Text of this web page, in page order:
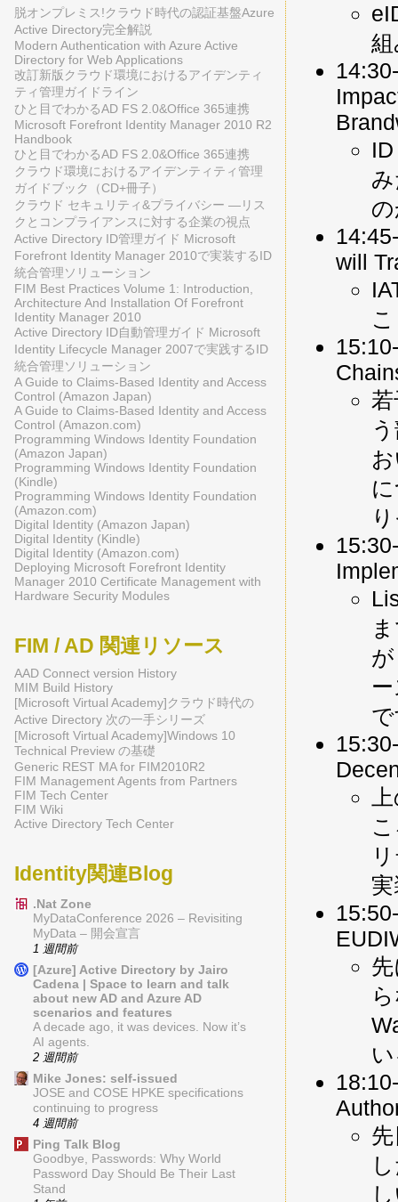
will
脱オンプレミス!クラウド時代の認証基盤Azure
Active Directory完全解説
Modern Authentication with Azure Active
Directory for Web Applications
改訂新版クラウド環境におけるアイデンティ
ティ管理ガイドライン
ひと目でわかるAD FS 2.0&Office 365連携
Microsoft Forefront Identity Manager 2010 R2
Handbook
ひと目でわかるAD FS 2.0&Office 365連携
クラウド環境におけるアイデンティティ管理
ガイドブック（CD+冊子）
クラウド セキュリティ&プライバシー ―リス
クとコンプライアンスに対する企業の視点
Active Directory ID管理ガイド Microsoft
Forefront Identity Manager 2010で実装するID
統合管理ソリューション
FIM Best Practices Volume 1: Introduction,
Architecture And Installation Of Forefront
Identity Manager 2010
Active Directory ID自動管理ガイド Microsoft
Identity Lifecycle Manager 2007で実践するID
統合管理ソリューション
A Guide to Claims-Based Identity and Access
Control (Amazon Japan)
A Guide to Claims-Based Identity and Access
Control (Amazon.com)
Programming Windows Identity Foundation
(Amazon Japan)
Programming Windows Identity Foundation
(Kindle)
Programming Windows Identity Foundation
(Amazon.com)
Digital Identity (Amazon Japan)
Digital Identity (Kindle)
Digital Identity (Amazon.com)
Deploying Microsoft Forefront Identity
Manager 2010 Certificate Management with
Hardware Security Modules
FIM / AD 関連リソース
AAD Connect version History
MIM Build History
[Microsoft Virtual Academy]クラウド時代の
Active Directory 次の一手シリーズ
[Microsoft Virtual Academy]Windows 10
Technical Preview の基礎
Generic REST MA for FIM2010R2
FIM Management Agents from Partners
FIM Tech Center
FIM Wiki
Active Directory Tech Center
Identity関連Blog
.Nat Zone
MyDataConference 2026 – Revisiting
MyData – 開会宣言
1 週間前
[Azure] Active Directory by Jairo
Cadena | Space to learn and talk
about new AD and Azure AD
scenarios and features
A decade ago, it was devices. Now it’s
AI agents.
2 週間前
Mike Jones: self-issued
JOSE and COSE HPKE specifications
continuing to progress
4 週間前
Ping Talk Blog
Goodbye, Passwords: Why World
Password Day Should Be Their Last
Stand